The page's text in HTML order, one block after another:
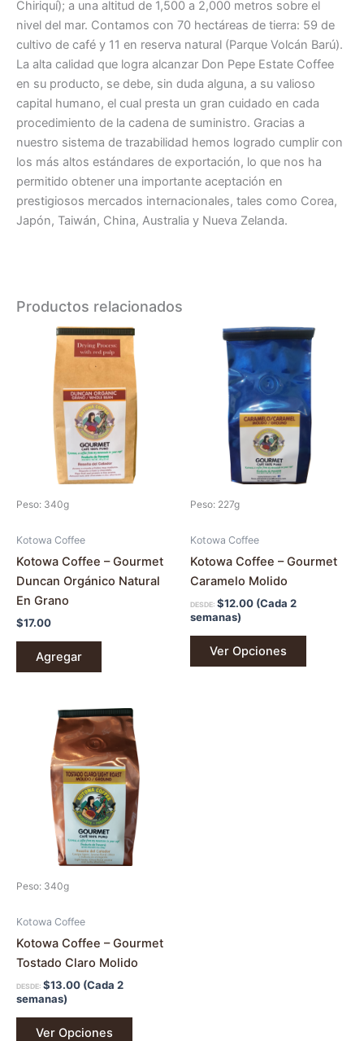
Chiriquí); a una altitud de 1,500 a 2,000 metros sobre el
nivel del mar. Contamos con 70 hectáreas de tierra: 59 de
cultivo de café y 11 en reserva natural (Parque Volcán Barú).
La alta calidad que logra alcanzar Don Pepe Estate Coffee
en su producto, se debe, sin duda alguna, a su valioso
capital humano, el cual presta un gran cuidado en cada
procedimiento de la cadena de suministro. Gracias a
nuestro sistema de trazabilidad hemos logrado cumplir con
los más altos estándares de exportación, lo que nos ha
permitido obtener una importante aceptación en
prestigiosos mercados internacionales, tales como Corea,
Japón, Taiwán, China, Australia y Nueva Zelanda.
Productos relacionados
Peso: 340g
Kotowa Coffee
Kotowa Coffee – Gourmet
Duncan Orgánico Natural
En Grano
$17.00
Agregar
Peso: 227g
Kotowa Coffee
Kotowa Coffee – Gourmet
Caramelo Molido
DESDE: $12.00 (Cada 2
semanas)
Ver Opciones
Este
producto
tiene
variantes.
Las
se
página
Peso: 340g
Kotowa Coffee
Kotowa Coffee – Gourmet
Tostado Claro Molido
DESDE: $13.00 (Cada 2
semanas)
Ver Opciones
Este
producto
tiene
múltiples
variantes.
Las
opciones
se
página
de